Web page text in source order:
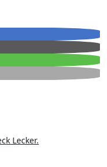
Lecker.